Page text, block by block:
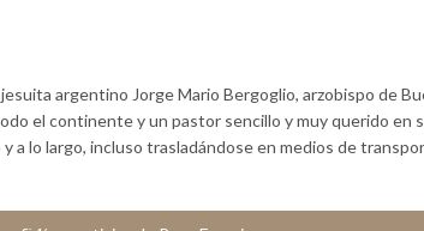
argentino Jorge Mario Bergoglio, arzobispo de
el continente y un pastor sencillo y muy querido en
a lo largo, incluso trasladándose en medios de